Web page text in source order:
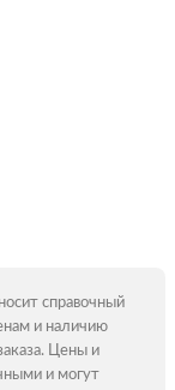
справочный
и наличию
Цены и
и могут